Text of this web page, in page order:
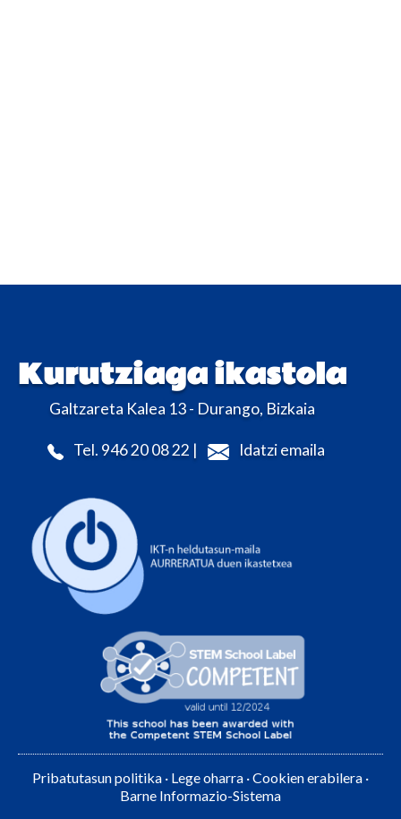
Kurutziaga ikastola
Galtzareta Kalea 13 - Durango, Bizkaia
Tel. 946 20 08 22 | Idatzi emaila
Pribatutasun politika · Lege oharra ·Cookien erabilera ·
Barne Informazio-Sistema